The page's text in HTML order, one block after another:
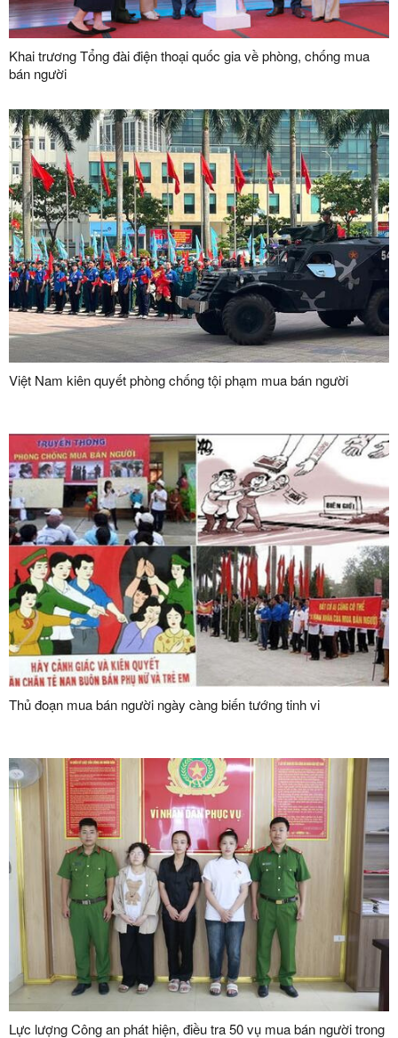
Khai trương Tổng đài điện thoại quốc gia về phòng, chống mua
bán người
Việt Nam kiên quyết phòng chống tội phạm mua bán người
Thủ đoạn mua bán người ngày càng biến tướng tinh vi
Lực lượng Công an phát hiện, điều tra 50 vụ mua bán người trong